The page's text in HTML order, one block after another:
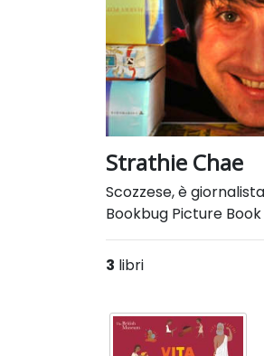
Strathie Chae
Scozzese, è
Bookbug Picture Book
3 libri